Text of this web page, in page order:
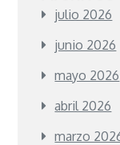
julio 2026
junio 2026
mayo 2026
abril 2026
marzo